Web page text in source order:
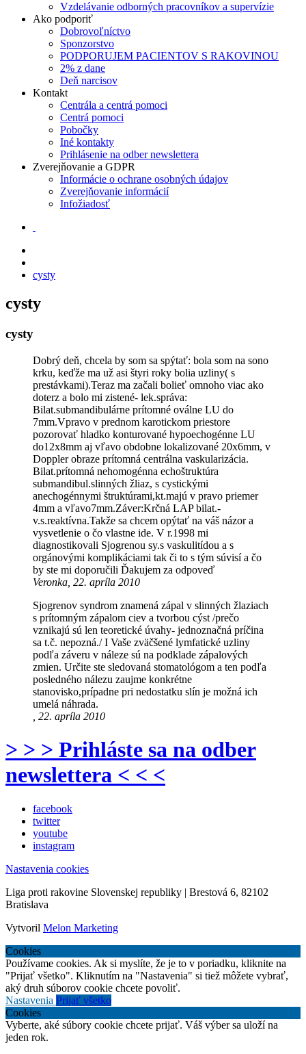
Vzdelávanie odborných pracovníkov a supervízie
Ako podporiť
Dobrovoľníctvo
Sponzorstvo
PODPORUJEM PACIENTOV S RAKOVINOU
2% z dane
Deň narcisov
Kontakt
Centrála a centrá pomoci
Centrá pomoci
Pobočky
Iné kontakty
Prihlásenie na odber newslettera
Zverejňovanie a GDPR
Informácie o ochrane osobných údajov
Zverejňovanie informácií
Infožiadosť
cysty
cysty
cysty
Dobrý deň, chcela by som sa spýtať: bola som na sono
krku, keďže ma už asi štyri roky bolia uzliny( s
prestávkami).Teraz ma začali bolieť omnoho viac ako
doterz a bolo mi zistené- lek.správa:
Bilat.submandibulárne prítomné oválne LU do
7mm.Vpravo v prednom karotickom priestore
pozorovať hladko konturované hypoechogénne LU
do12x8mm aj vľavo obdobne lokalizované 20x6mm, v
Doppler obraze prítomná centrálna vaskularizácia.
Bilat.prítomná nehomogénna echoštruktúra
submandibul.slinných žliaz, s cystickými
anechogénnymi štruktúrami,kt.majú v pravo priemer
4mm a vľavo7mm.Záver:Krčná LAP bilat.-
v.s.reaktívna.Takže sa chcem opýtať na váš názor a
vysvetlenie o čo vlastne ide. V r.1998 mi
diagnostikovali Sjogrenou sy.s vaskulitídou a s
orgánovými komplikáciami tak či to s tým súvisí a čo
by ste mi doporučili Ďakujem za odpoveď
Veronka, 22. apríla 2010
Sjogrenov syndrom znamená zápal v slinných žlaziach
s prítomným zápalom ciev a tvorbou cýst /prečo
vznikajú sú len teoretické úvahy- jednoznačná príčina
sa t.č. nepozná./ I Vaše zväčšené lymfatické uzliny
podľa záveru v náleze sú na podklade zápalových
zmien. Určite ste sledovaná stomatológom a ten podľa
posledného nálezu zaujme konkrétne
stanovisko,prípadne pri nedostatku slín je možná ich
umelá náhrada.
, 22. apríla 2010
> > > Prihláste sa na odber
newslettera < < <
facebook
twitter
youtube
instagram
Nastavenia cookies
Liga proti rakovine Slovenskej republiky | Brestová 6, 82102
Bratislava
Vytvoril Melon Marketing
Cookies
Používame cookies. Ak si myslíte, že je to v poriadku, kliknite na
"Prijať všetko". Kliknutím na "Nastavenia" si tiež môžete vybrať,
aký druh súborov cookie chcete povoliť.
Nastavenia Prijať všetko
Cookies
Vyberte, aké súbory cookie chcete prijať. Váš výber sa uloží na
jeden rok.